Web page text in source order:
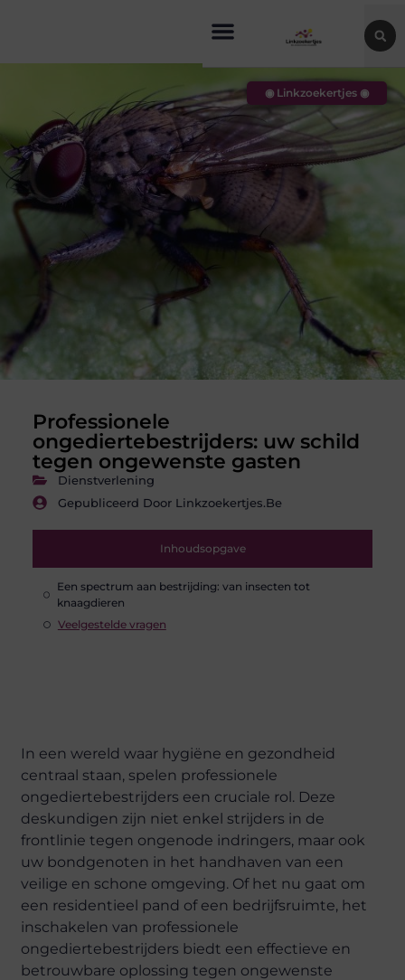
Professionele
ongediertebestrijders: uw schild
tegen ongewenste gasten
Dienstverlening
Gepubliceerd Door Linkzoekertjes.be
Inhoudsopgave
Een spectrum aan bestrijding: van insecten tot
knaagdieren
Veelgestelde vragen
◉ Linkzoekertjes ◉
In een wereld waar hygiëne en gezondheid
centraal staan, spelen professionele
ongediertebestrijders een cruciale rol. Deze
deskundigen zijn niet enkel strijders in de
frontlinie tegen ongenode indringers, maar ook
uw bondgenoten in het handhaven van een
veilige en schone omgeving. Of het nu gaat om
een residentieel pand of een bedrijfsruimte, het
inschakelen van professionele
ongediertebestrijders biedt een effectieve en
betrouwbare oplossing tegen ongewenste